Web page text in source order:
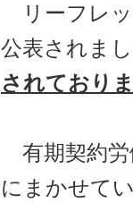
リーフレッ
公表されま
されており
有期契約労
にまかせて